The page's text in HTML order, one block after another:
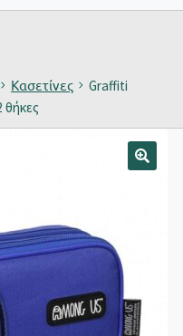
Κασετίνες
Graffiti
θήκες